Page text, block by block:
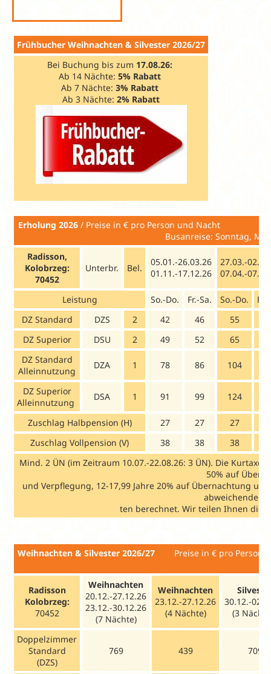
Frühbucher Weihnachten & Silvester 2026/27
Bei Buchung bis zum 17.08.26:
Ab 14 Nächte: 5% Rabatt
Ab 7 Nächte: 3% Rabatt
Ab 3 Nächte: 2% Rabatt
Erholung 2026 / Preise in €
Busanreise: Sonntag,
Radisson,
Kolobrzeg:
70452
Unterbr. Bel.
05.01.-26.03.26
01.11.-17.12.26
27.03.-
07.04.-
Leistung So.-Do. Fr.-Sa. So.-Do.
DZ Standard
DZS 2 42 46 55
DZ Superior
DSU 2 49 52 65
DZ Standard
Alleinnutzung
DZA 1 78 86 104
DZ Superior
Alleinnutzung
DSA 1 91 99 124
Zuschlag Halbpension (H) 27 27 27
Zuschlag Vollpension (V)
38 38 38
Mind. 2 ÜN (im Zeitraum 10.07.-22.08.26: 3 ÜN). Die
50% auf
und Verpflegung, 12-17,99 Jahre 20% auf Übernachtung
abweichende
ten berechnet. Wir teilen Ihnen
Weihnachten & Silvester 2026/27Preise in €
Radisson
Kolobrzeg:
70452
Weihnachten
20.12.-27.12.26
23.12.-30.12.26
(7 Nächte)
Weihnachten
23.12.-27.12.26
(4 Nächte)
30.12.-
(3
Doppelzimmer
Standard
(DZS)
769 439 709